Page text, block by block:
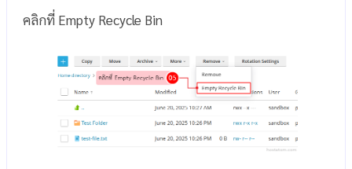
คลิกที่ Empty Recycle Bin